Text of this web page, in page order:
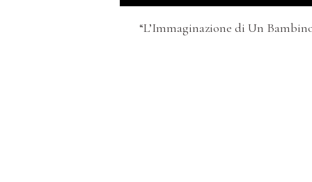
“L’Immaginazione di Un